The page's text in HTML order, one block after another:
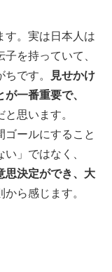
。実は日本人は
を持っていて、
です。
見せかけ
一番重要で、
思います。
ールにすること
」ではなく、
思決定ができ、大
ら感じます。